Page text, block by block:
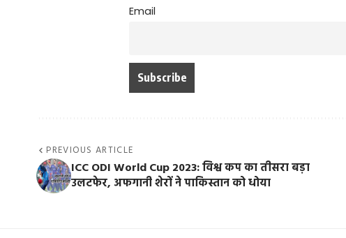
Email
PREVIOUS ARTICLE
ICC ODI World Cup 2023: विश्व कप का तीसरा बड़ा
उलटफेर, अफगानी शेरों ने पाकिस्तान को धोया